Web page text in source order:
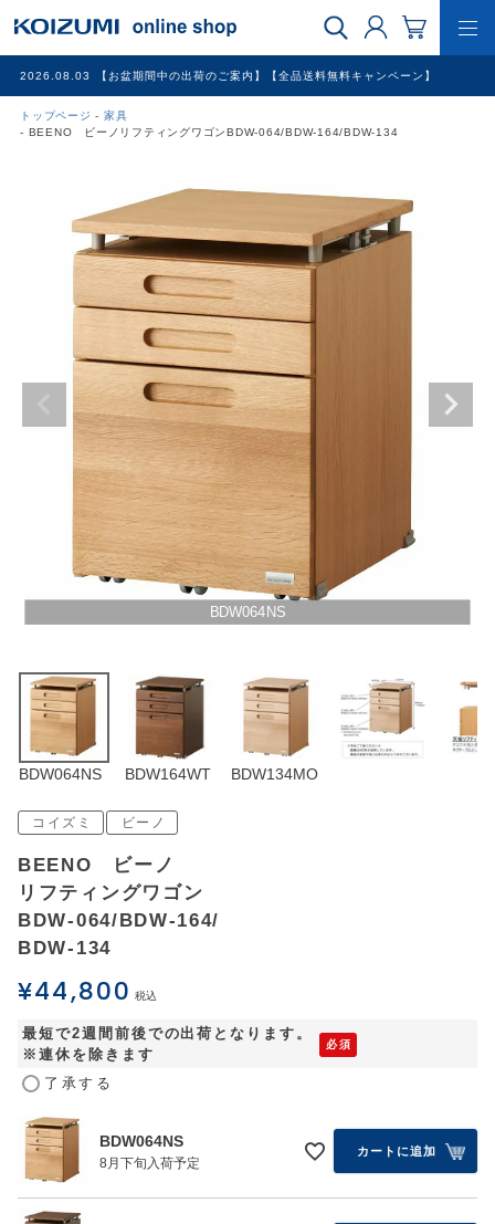
2026.08.03 【お盆期間中の出荷のご案内】【全品送料無料キャンペーン】
トップページ
家具
BEENO ビーノリフティングワゴンBDW-064/BDW-164/BDW-134
WEB限定品
理美容家電
調理家電
冷暖房家電
家具
その他
アウトレットSALE
ブログ
ログイン
お問い合わせ
BDW064NS
BDW064NS BDW164WT BDW134MO
コイズミ ビーノ
BEENO ビーノ
リフティングワゴン
BDW-064/BDW-164/
BDW-134
¥44,800 税込
最短で2週間前後での出荷となります。
※連休を除きます
了承する
BDW064NS
8月下旬入荷予定
カートに追加